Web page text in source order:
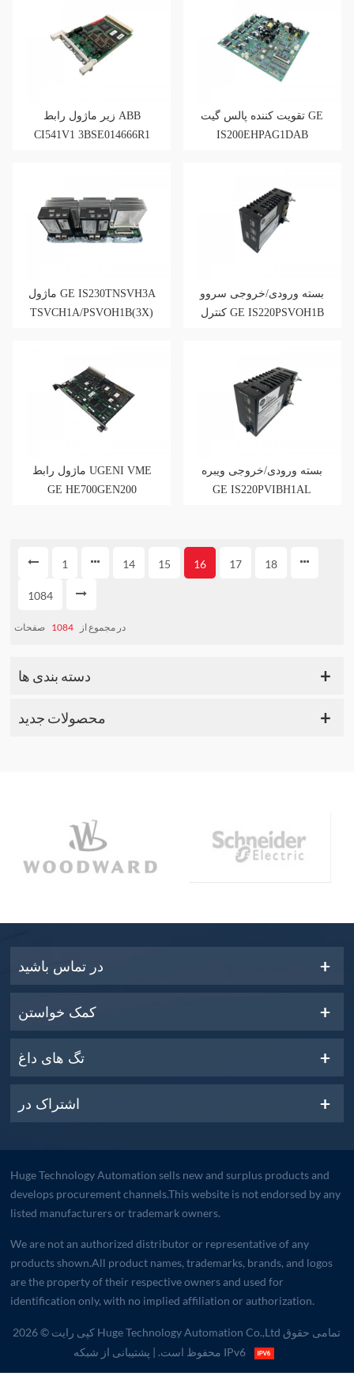
زیر ماژول رابط ABB
CI541V1 3BSE014666R1
تقویت کننده پالس گیت GE
IS200EHPAG1DAB
ماژول GE IS230TNSVH3A
TSVCH1A/PSVOH1B(3X)
بسته ورودی/خروجی سروو
کنترل GE IS220PSVOH1B
ماژول رابط UGENI VME
GE HE700GEN200
بسته ورودی/خروجی ویبره
GE IS220PVIBH1AL
1 14 15 16 17 18
1084
در مجموع از 1084 صفحات
دسته بندی ها
محصولات جدید
در تماس باشید
کمک خواستن
تگ های داغ
اشتراک در
Huge Technology Automation sells new and surplus products and
develops procurement channels.This website is not endorsed by any
listed manufacturers or trademark owners.
We are not an authorized distributor or representative of any
products shown.All product names, trademarks, brands, and logos
are the property of their respective owners and used for
identification only, with no implied affiliation or authorization.
کپی رایت © 2026 Huge Technology Automation Co.,Ltd تمامی حقوق
محفوظ است. | پشتیبانی از شبکه IPv6